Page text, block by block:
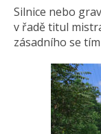
Silnice nebo
v řadě titul
zásadního se tím